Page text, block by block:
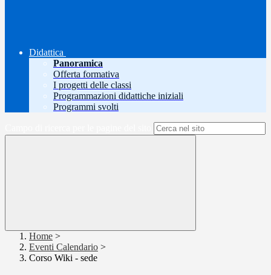
Didattica
Panoramica
Offerta formativa
I progetti delle classi
Programmazioni didattiche iniziali
Programmi svolti
Home >
Eventi Calendario >
Corso Wiki - sede